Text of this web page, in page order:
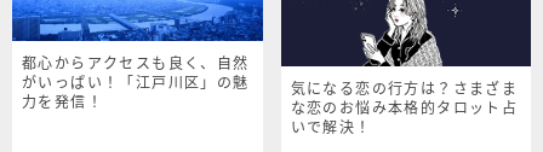
都心からアクセスも良く、自然
がいっぱい！「江戸川区」の魅
力を発信！
気になる恋の行方は？さまざま
な恋のお悩み本格的タロット占
いで解決！